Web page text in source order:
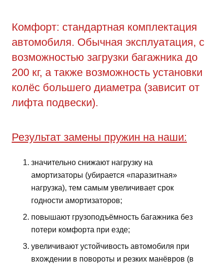
Комфорт: стандартная комплектация
автомобиля. Обычная эксплуатация, с
возможностью загрузки багажника до
200 кг, а также возможность установки
колёс большего диаметра (зависит от
лифта подвески).
Результат замены пружин на наши:
значительно снижают нагрузку на
амортизаторы (убирается «паразитная»
нагрузка), тем самым увеличивает срок
годности амортизаторов;
повышают грузоподъёмность багажника без
потери комфорта при езде;
увеличивают устойчивость автомобиля при
вхождении в повороты и резких манёвров (в